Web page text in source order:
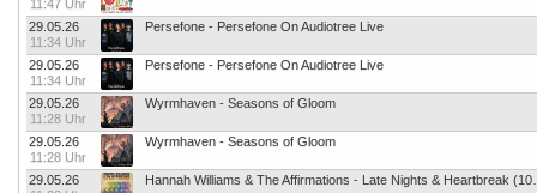
11:47 Uhr
29.05.26
11:34 Uhr
Persefone - Persefone On Audiotree Live
29.05.26
11:34 Uhr
Persefone - Persefone On Audiotree Live
29.05.26
11:28 Uhr
Wyrmhaven - Seasons of Gloom
29.05.26
11:28 Uhr
Wyrmhaven - Seasons of Gloom
29.05.26